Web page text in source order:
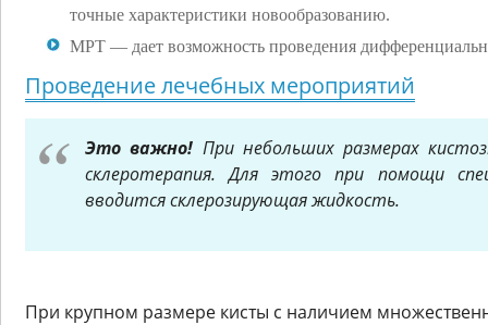
точные характеристики новообразованию.
МРТ — дает возможность проведения
Проведение лечебных мероприятий
Это важно! При небольших размерах
склеротерапия. Для этого при помощи
вводится склерозирующая жидкость.
При крупном размере кисты с наличием